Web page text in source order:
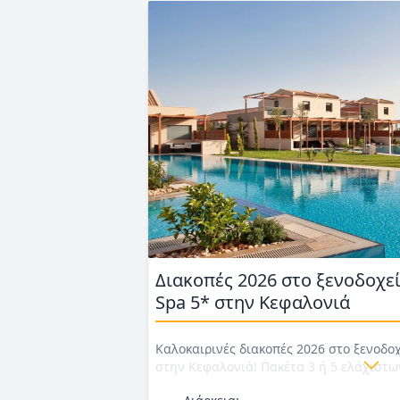
Διακοπές 2026 στο
Spa 5* στην Κεφαλονιά
Καλοκαιρινές διακοπές 2026 στο
στην Κεφαλονιά! Πακέτα 3 ή 5